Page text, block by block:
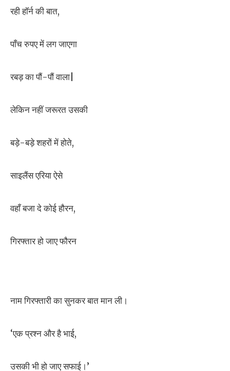
रही हॉर्न की बात,
पाँच रुपए में लग जाएगा
रबड़ का पौं-पौं वाला|
लेकिन नहीं जरूरत उसकी
बड़े-बड़े शहरों में होते,
साइलैंस एरिया ऐसे
वहाँ बजा दे कोई हौरन,
गिरफ्तार हो जाए फौरन
नाम गिरफ्तारी का सुनकर बात मान ली।
‘एक प्रश्न और है भाई,
उसकी भी हो जाए सफाई।’